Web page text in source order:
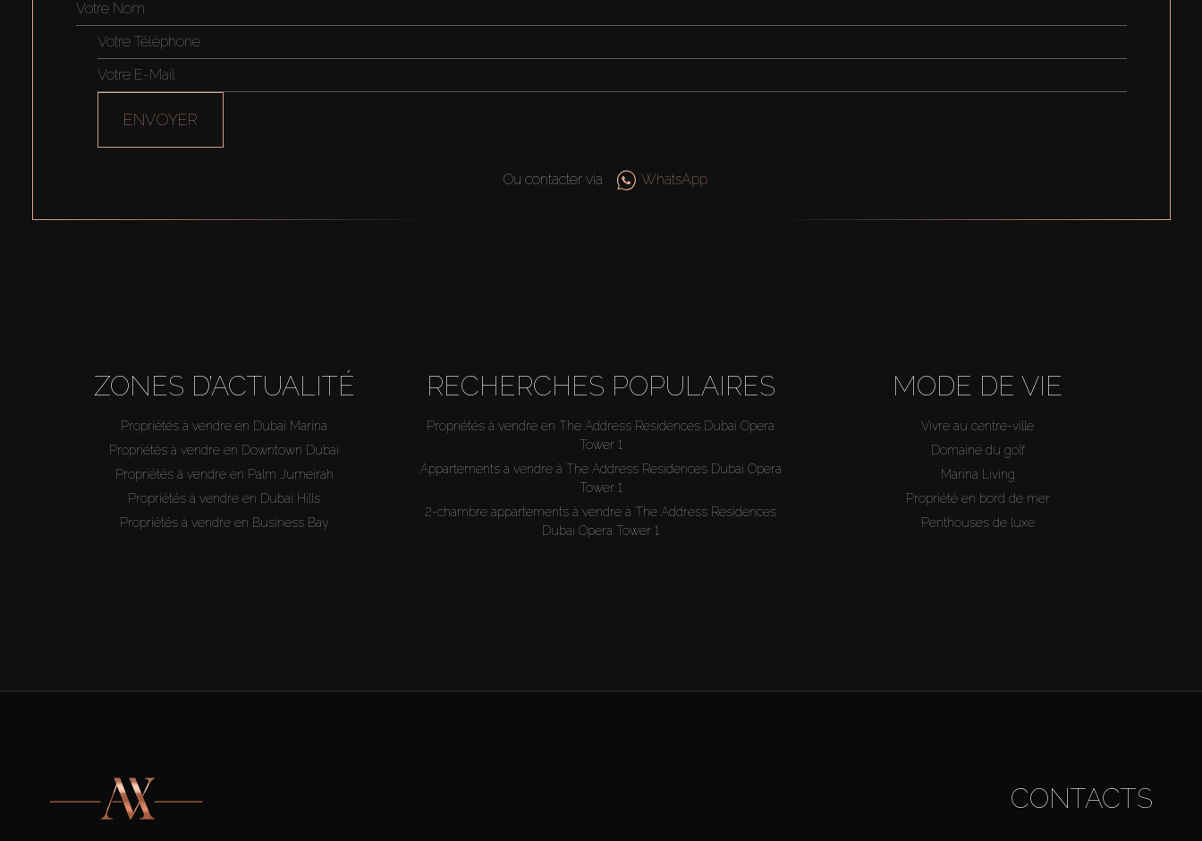
ENVOYER
Ou contacter via WhatsApp
ZONES D’ACTUALITÉ
Propriétés à vendre en Dubai Marina
Propriétés à vendre en Downtown Dubai
Propriétés à vendre en Palm Jumeirah
Propriétés à vendre en Dubai Hills
Propriétés à vendre en Business Bay
RECHERCHES POPULAIRES
Propriétés à vendre en The Address Residences Dubai Opera
Tower 1
Appartements à vendre à The Address Residences Dubai Opera
Tower 1
2-chambre appartements à vendre à The Address Residences
Dubai Opera Tower 1
MODE DE VIE
Vivre au centre-ville
Domaine du golf
Marina Living
Propriété en bord de mer
Penthouses de luxe
CONTACTS